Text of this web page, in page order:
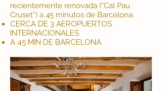
recientemente renovada (“Cal Pau
Cruset”) a 45 minutos de Barcelona.
CERCA DE 3 AEROPUERTOS
INTERNACIONALES
A 45 MIN DE BARCELONA